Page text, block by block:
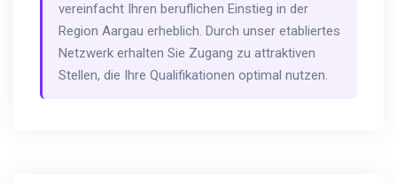
vereinfacht Ihren beruflichen Einstieg in der
Region Aargau erheblich. Durch unser etabliertes
Netzwerk erhalten Sie Zugang zu attraktiven
Stellen, die Ihre Qualifikationen optimal nutzen.